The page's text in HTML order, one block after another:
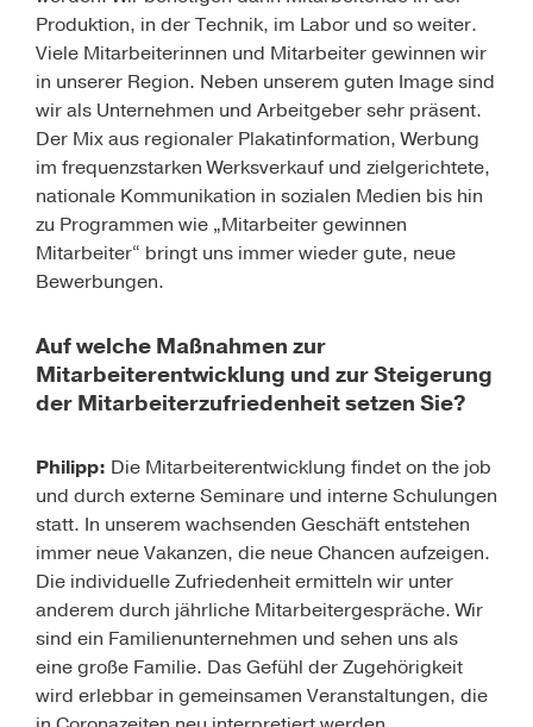
Produktion, in der Technik, im Labor und so weiter.
Viele Mitarbeiterinnen und Mitarbeiter gewinnen wir
in unserer Region. Neben unserem guten Image sind
wir als Unternehmen und Arbeitgeber sehr präsent.
Der Mix aus regionaler Plakatinformation, Werbung
im frequenzstarken Werksverkauf und zielgerichtete,
nationale Kommunikation in sozialen Medien bis hin
zu Programmen wie „Mitarbeiter gewinnen
Mitarbeiter“ bringt uns immer wieder gute, neue
Bewerbungen.
Auf welche Maßnahmen zur
Mitarbeiterentwicklung und zur Steigerung
der Mitarbeiterzufriedenheit setzen Sie?
Philipp: Die Mitarbeiterentwicklung findet on the job
und durch externe Seminare und interne Schulungen
statt. In unserem wachsenden Geschäft entstehen
immer neue Vakanzen, die neue Chancen aufzeigen.
Die individuelle Zufriedenheit ermitteln wir unter
anderem durch jährliche Mitarbeitergespräche. Wir
sind ein Familienunternehmen und sehen uns als
eine große Familie. Das Gefühl der Zugehörigkeit
wird erlebbar in gemeinsamen Veranstaltungen, die